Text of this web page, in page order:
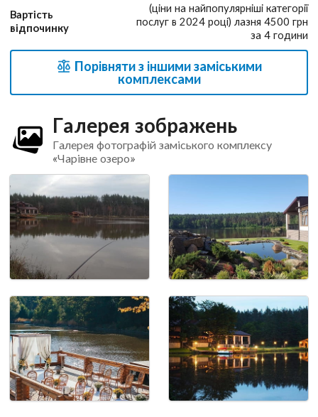
Вартість
відпочинку
(ціни на найпопулярніші категорії
послуг в 2024 році) лазня 4500 грн
за 4 години
Порівняти з іншими заміськими
комплексами
Галерея зображень
Галерея фотографій заміського комплексу
«Чарівне озеро»